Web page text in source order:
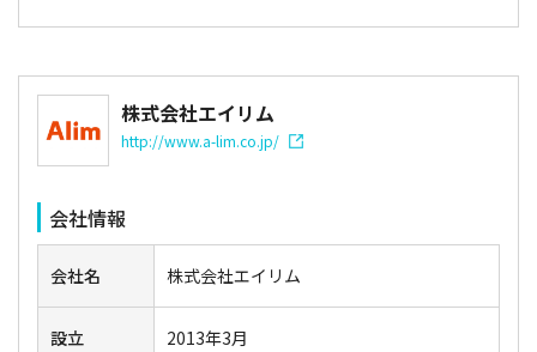
株式会社エイリム
http://www.a-lim.co.jp/
会社情報
会社名 株式会社エイリム
設立 2013年3月